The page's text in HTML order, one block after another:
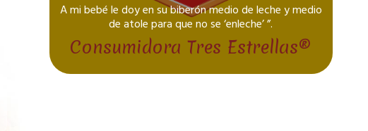
A mi bebé le doy en su biberón medio de leche y medio
de atole para que no se ‘enleche’ ”.
Consumidora Tres Estrellas®